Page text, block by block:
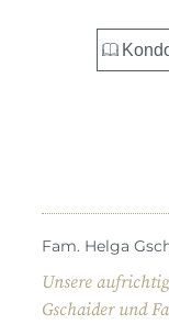
Fam. Helga
Unsere
Gschaider und